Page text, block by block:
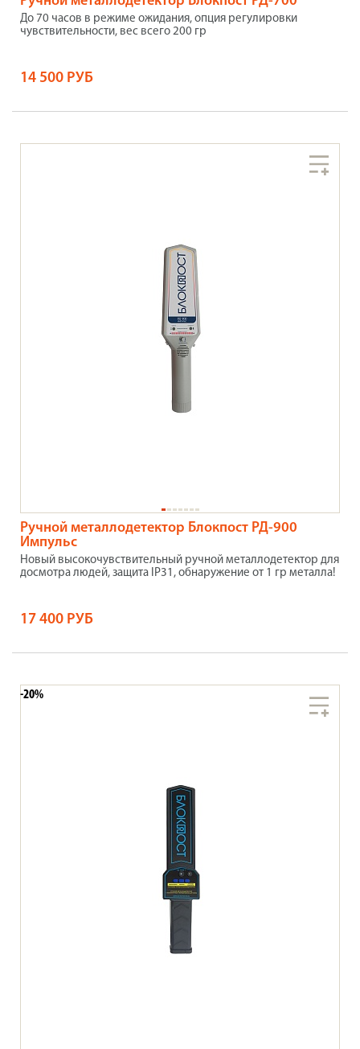
До 70 часов в режиме ожидания, опция регулировки
чувствительности, вес всего 200 гр
14 500 РУБ
Ручной металлодетектор Блокпост РД-900
Импульс
Новый высокочувствительный ручной металлодетектор для
досмотра людей, защита IP31, обнаружение от 1 гр металла!
17 400 РУБ
-20%